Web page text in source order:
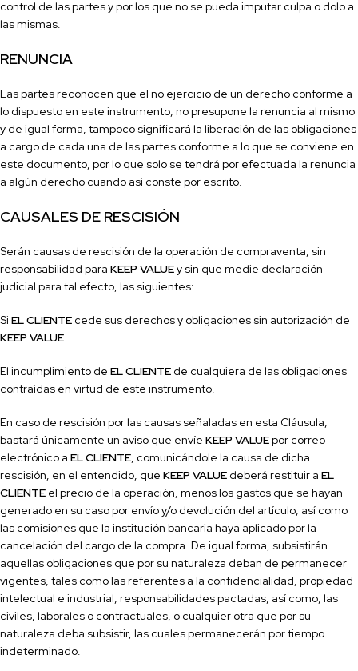
control de las partes y por los que no se pueda imputar culpa o dolo a
las mismas.
RENUNCIA
Las partes reconocen que el no ejercicio de un derecho conforme a
lo dispuesto en este instrumento, no presupone la renuncia al mismo
y de igual forma, tampoco significará la liberación de las obligaciones
a cargo de cada una de las partes conforme a lo que se conviene en
este documento, por lo que solo se tendrá por efectuada la renuncia
a algún derecho cuando así conste por escrito.
CAUSALES DE RESCISIÓN
Serán causas de rescisión de la operación de compraventa, sin
responsabilidad para KEEP VALUEy sin que medie declaración
judicial para tal efecto, las siguientes:
Si EL CLIENTE cede sus derechos y obligaciones sin autorización de
KEEP VALUE.
El incumplimiento de EL CLIENTE de cualquiera de las obligaciones
contraídas en virtud de este instrumento.
En caso de rescisión por las causas señaladas en esta Cláusula,
bastará únicamente un aviso que envíe KEEP VALUEpor correo
electrónico a EL CLIENTE, comunicándole la causa de dicha
rescisión, en el entendido, que KEEP VALUE deberá restituir a EL
CLIENTE el precio de la operación, menos los gastos que se hayan
generado en su caso por envío y/o devolución del artículo, así como
las comisiones que la institución bancaria haya aplicado por la
cancelación del cargo de la compra. De igual forma, subsistirán
aquellas obligaciones que por su naturaleza deban de permanecer
vigentes, tales como las referentes a la confidencialidad, propiedad
intelectual e industrial, responsabilidades pactadas, así como, las
civiles, laborales o contractuales, o cualquier otra que por su
naturaleza deba subsistir, las cuales permanecerán por tiempo
indeterminado.